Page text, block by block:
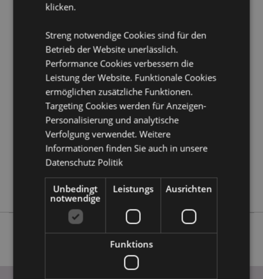
Möchten Sie mehr über den Einkauf bei Puckator
Kundeninformationen.
Produktattribute
Information
Höhe 12cm Breite 25cm Tiefe 5.5cm
5055071506840
12
0.567000
Keine
Keine
Keine
klicken.
Streng notwendige Cookies sind für den
Betrieb der Website unerlässlich.
Performance Cookies verbessern die
Leistung der Website. Funktionale Cookies
ermöglichen zusätzliche Funktionen.
Targeting Cookies werden für Anzeigen-
Personalisierung und analytische
Verfolgung verwendet. Weitere
Informationen finden Sie auch in unsere
Datenschutz Politik
Unbedingt
notwendige
Leistungs Ausrichten
Funktions